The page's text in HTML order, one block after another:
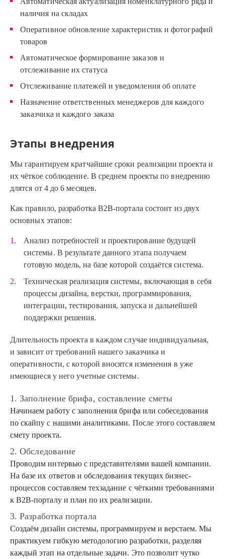
наличия на складах
Оперативное обновление характеристик и фотографий
товаров
Автоматическое формирование заказов и
отслеживание их статуса
Отслеживание платежей и уведомления об оплате
Назначение ответственных менеджеров для каждого
заказчика и каждого заказа
Этапы внедрения
Мы гарантируем кратчайшие сроки реализации проекта и
их чёткое соблюдение. В среднем проекты по внедрению
длятся от 4 до 6 месяцев.
Как правило, разработка B2B-портала состоит из двух
основных этапов:
Анализ потребностей и проектирование будущей
системы. В результате данного этапа получаем
готовую модель, на базе которой создаётся система.
Техническая реализация системы, включающая в себя
процессы дизайна, верстки, программирования,
интеграции, тестирования, запуска и дальнейшей
поддержки решения.
Длительность проекта в каждом случае индивидуальная,
и зависит от требований нашего заказчика и
оперативности, с которой вносятся изменения в уже
имеющиеся у него учетные системы.
1. Заполнение брифа, составление сметы
Начинаем работу с заполнения брифа или собеседования
по скайпу с нашими аналитиками. После этого составляем
смету проекта.
2. Обследование
Проводим интервью с представителями вашей компании.
На базе их ответов и обследования текущих бизнес-
процессов составляем техзадание с чёткими требованиями
к B2B-порталу и план по их реализации.
3. Разработка портала
Создаём дизайн системы, программируем и верстаем. Мы
практикуем гибкую методологию разработки, разделяя
каждый этап на отдельные задачи. Это позволит чутко